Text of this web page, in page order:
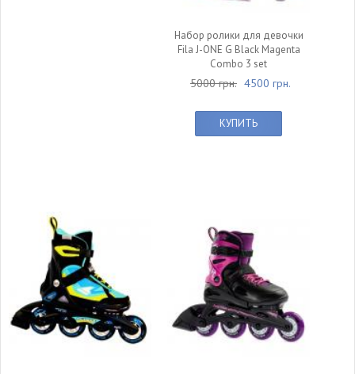
Набор ролики для девочки
Fila J-ONE G Black Magenta
Combo 3 set
5000 грн. 4500 грн.
КУПИТЬ